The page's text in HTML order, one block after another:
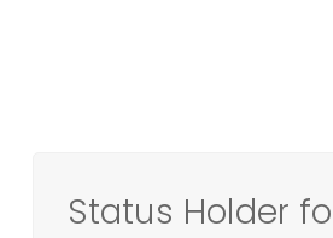
Status Holder